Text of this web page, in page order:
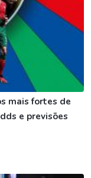
mais fortes de
e previsões